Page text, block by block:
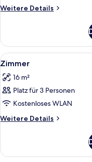
Weitere Details
Weitere
Alle
Fotos
für
Zimmer
anzeigen
9
Zimmer
16 m²
Platz für 3 Personen
Kostenloses WLAN
Weitere Details
Weitere